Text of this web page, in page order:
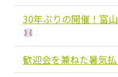
30年ぶりの開催！富
歓迎会を兼ねた暑気